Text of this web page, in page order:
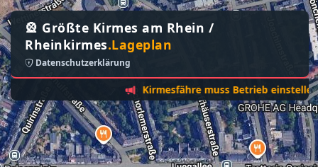
🎡 Größte Kirmes am Rhein /
Rheinkirmes.Lageplan
Datenschutzerklärung
Kirmesfähre muss Betrieb einstellen -